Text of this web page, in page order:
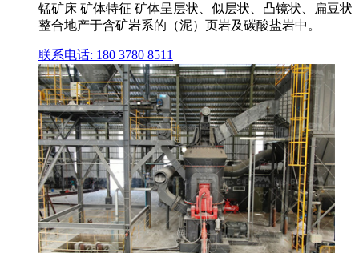
锰矿床 矿体特征 矿体呈层状、似层状、凸镜状、扁豆状
整合地产于含矿岩系的（泥）页岩及碳酸盐岩中。
联系电话: 180 3780 8511